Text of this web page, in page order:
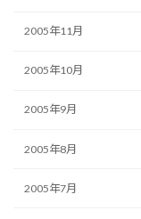
2005年11月
2005年10月
2005年9月
2005年8月
2005年7月